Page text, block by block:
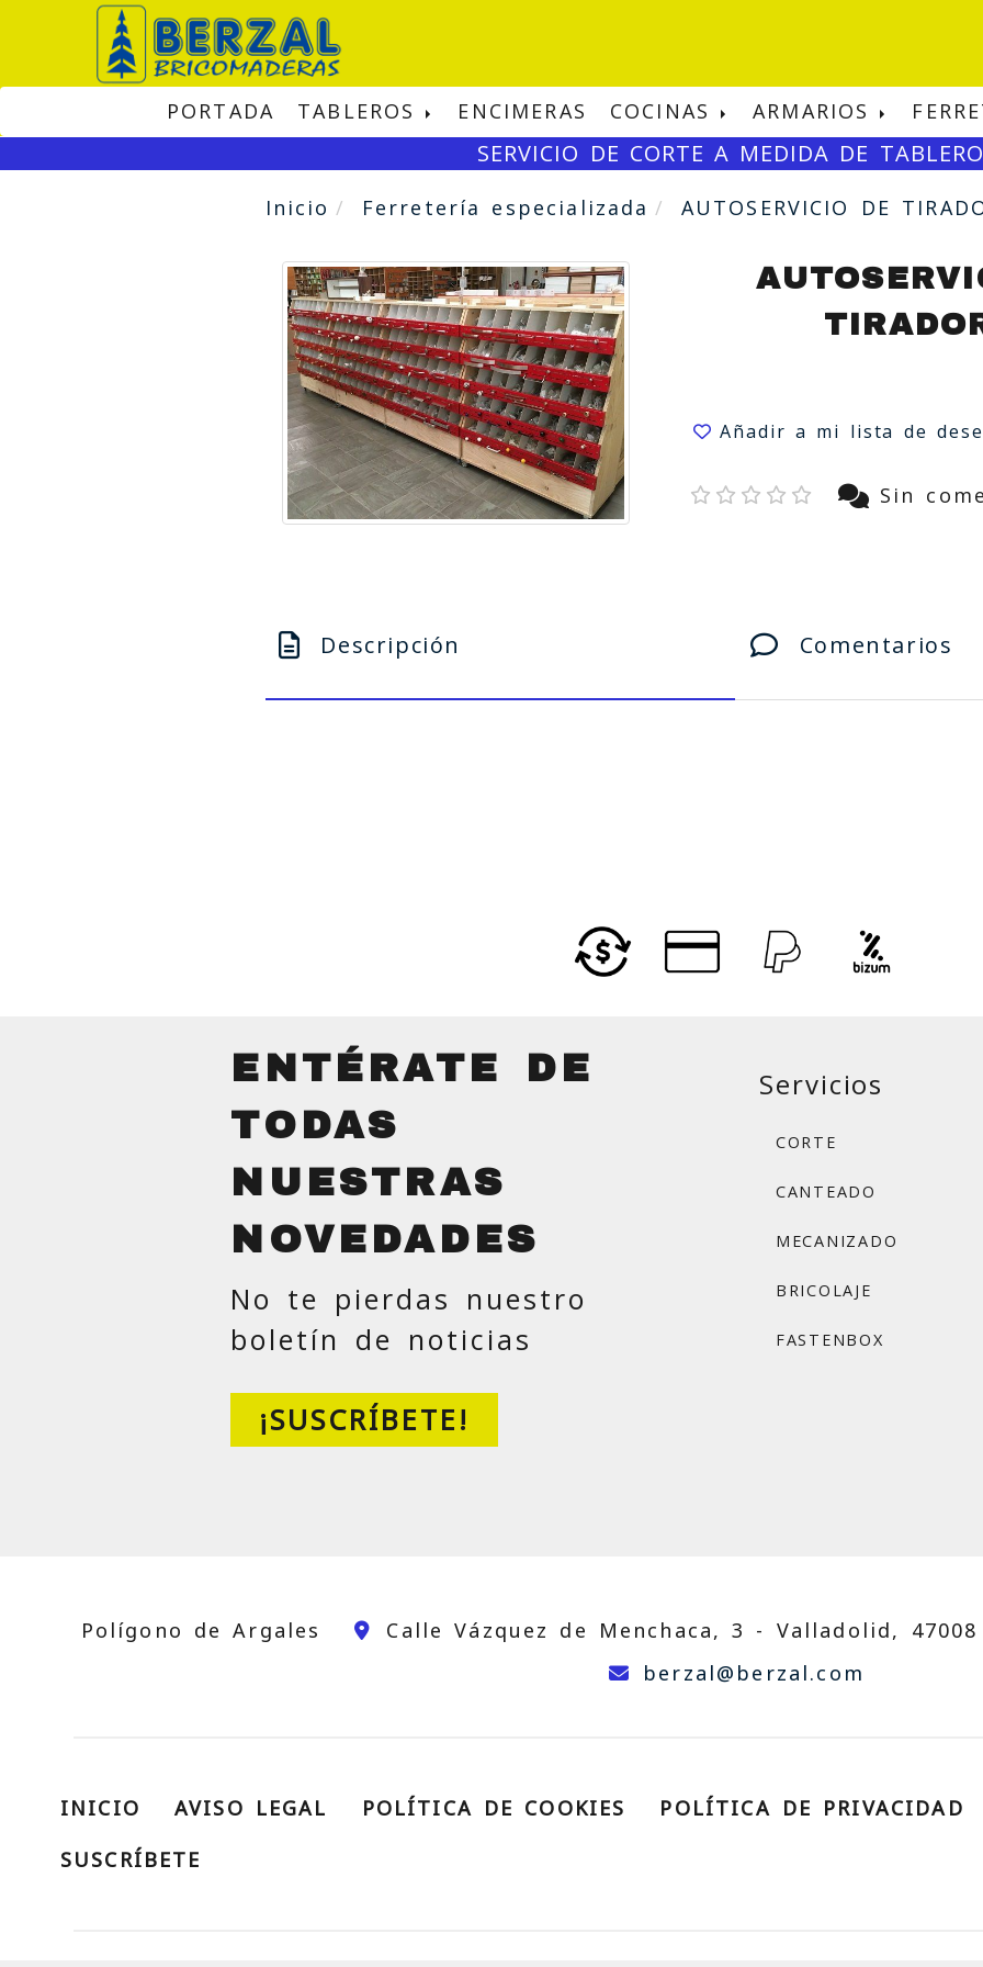
PORTADA TABLEROS ENCIMERAS COCINAS ARMARIOS
SERVICIO DE CORTE A MEDIDA DE
Inicio Ferretería especializada AUTOSERVICIO DE
Añadir a mi lista de
Sin
Descripción Comentarios
ENTÉRATE DE
TODAS
NUESTRAS
NOVEDADES
No te pierdas nuestro
boletín de noticias
¡SUSCRÍBETE!
Servicios
CORTE
CANTEADO
MECANIZADO
BRICOLAJE
FASTENBOX
Polígono de Argales Calle Vázquez de Menchaca, 3 - Valladolid, 47008
berzal
berzal.com
INICIO AVISO LEGAL POLÍTICA DE COOKIES POLÍTICA DE PRIVACIDAD
SUSCRÍBETE